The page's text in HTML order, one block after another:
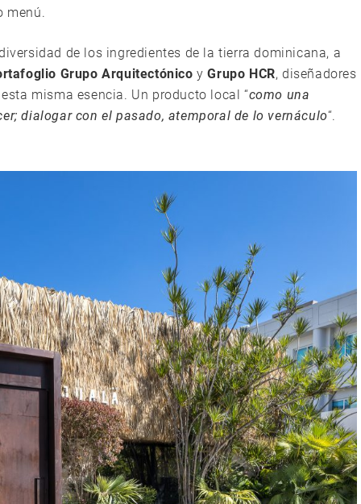
menú.
de los ingredientes de la tierra dominicana, a
Grupo Arquitectónico yGrupo HCR, diseñadores
misma esencia. Un producto local “como una
dialogar con el pasado, atemporal de lo vernáculo“.